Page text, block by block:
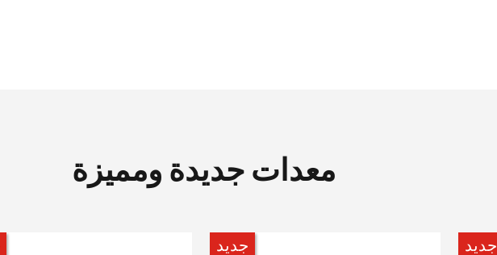
معدات جديدة ومميزة
جديد جديد